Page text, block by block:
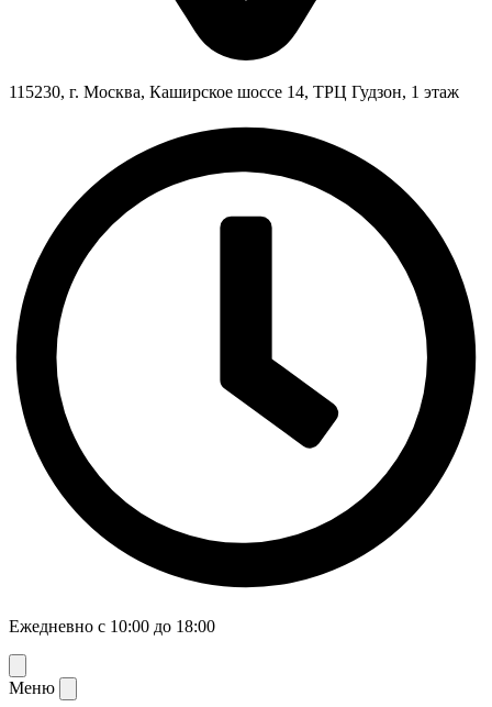
115230, г. Москва, Каширское шоссе 14, ТРЦ Гудзон, 1 этаж
Ежедневно с 10:00 до 18:00
Меню